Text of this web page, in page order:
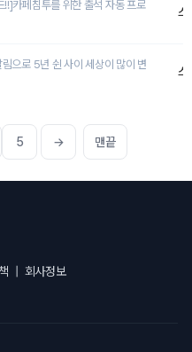
카페침투를 위한 출석 자동 프로
스
으로 5년 쉰 사이 세상이 많이 변
스
5 → 맨끝
회사정보